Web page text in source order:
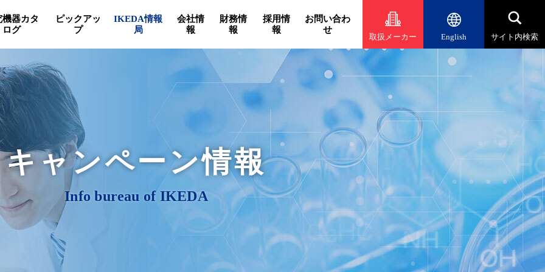
機器カタ
ログ
ピックアッ
プ
IKEDA情報
局
会社情
報
財務情
報
採用情
報
お問い合わ
せ
取扱メーカー English サイト内検索
キャンペーン情報